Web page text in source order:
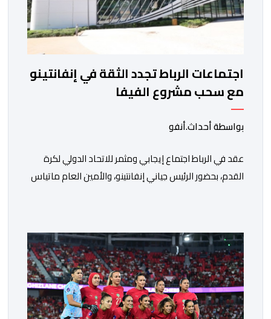
اجتماعات الرباط تجدد الثقة في إنفانتينو
مع سحب مشروع الفيفا
بواسطة أحداث.أنفو
عقد في الرباط اجتماع إيجابي ومثمر للاتحاد الدولي لكرة
القدم، بحضور الرئيس جياني إنفانتينو، والأمين العام ماتياس
تجديد الثقة المتبادلة بين القيادة التنفيذية للاتحاد، حيث أكد
المجتمعون دعمهم الكامل للرئيس إنفانتينو باعتباره
المسؤول الوحيد المباشر والمنتخب من قِبل 211 اتحادا […]